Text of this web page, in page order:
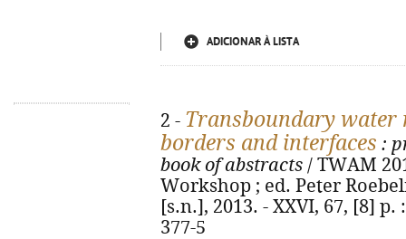
ADICIONAR À LISTA
2 - Transboundary water
borders and interfaces :
book of abstracts / TWAM
Workshop ; ed. Peter
[s.n.], 2013. - XXVI, 67, [8] p.
377-5